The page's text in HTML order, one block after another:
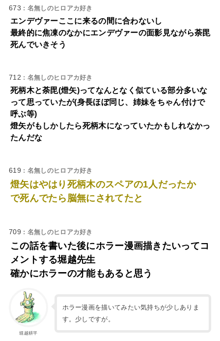
673 : 名無しのヒロアカ好き
エンデヴァーここに来るの間に合わないし
最終的に焦凍のなかにエンデヴァーの面影見ながら荼毘
死んでいきそう
712 : 名無しのヒロアカ好き
死柄木と荼毘(燈矢)ってなんとなく似ている部分多いな
って思っていたが(身長ほぼ同じ、姉妹をちゃん付けで
呼ぶ等)
燈矢がもしかしたら死柄木になっていたかもしれなかっ
たんだな
619 : 名無しのヒロアカ好き
燈矢はやはり死柄木のスペアの1人だったか
で死んでたら脳無にされてたと
709 : 名無しのヒロアカ好き
この話を書いた後にホラー漫画描きたいってコ
メントする堀越先生
確かにホラーの才能もあると思う
堀越耕平
ホラー漫画を描いてみたい気持ちが少しありま
す。少しですが。